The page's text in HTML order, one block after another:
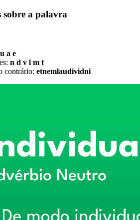
sobre a palavra
a e
n d v l m t
contrário: etnemlaudividni